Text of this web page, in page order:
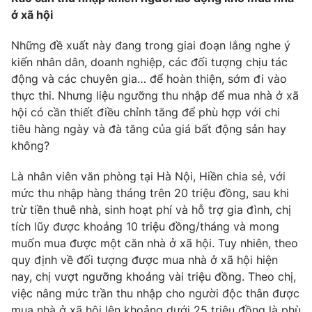
Liên hệ quảng cáo:
® Cấm sao chép dưới mọi hình thức nếu không có sự chấp
thuận bằng văn bản. Ghi rõ nguồn VTV.vn khi phát hành lại
thông tin từ website này.
ở xã hội
Những đề xuất này đang trong giai đoạn lắng nghe ý
kiến nhân dân, doanh nghiệp, các đối tượng chịu tác
động và các chuyên gia… để hoàn thiện, sớm đi vào
thực thi. Nhưng liệu ngưỡng thu nhập để mua nhà ở xã
hội có cần thiết điều chỉnh tăng để phù hợp với chi
tiêu hàng ngày và đà tăng của giá bất động sản hay
không?
Là nhân viên văn phòng tại Hà Nội, Hiền chia sẻ, với
mức thu nhập hàng tháng trên 20 triệu đồng, sau khi
trừ tiền thuê nhà, sinh hoạt phí và hỗ trợ gia đình, chị
tích lũy được khoảng 10 triệu đồng/tháng và mong
muốn mua được một căn nhà ở xã hội. Tuy nhiên, theo
quy định về đối tượng được mua nhà ở xã hội hiện
nay, chị vượt ngưỡng khoảng vài triệu đồng. Theo chị,
việc nâng mức trần thu nhập cho người độc thân được